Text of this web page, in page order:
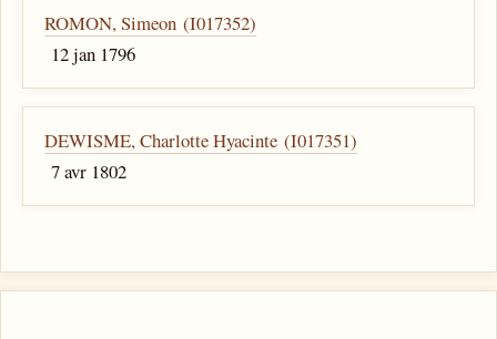
ROMON, Simeon (I017352)
12 jan 1796
DEWISME, Charlotte Hyacinte (I017351)
7 avr 1802